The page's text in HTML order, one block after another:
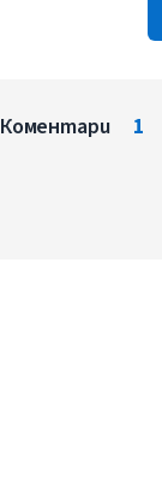
Коментари 1